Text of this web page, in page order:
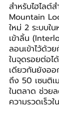
สำหรับไฮไลต์
Mountain
ใหม่ 2 ระบบใ
เข้าลิ้น
ลอนเข้าไว้ด้ว
ในจุดรอยต่อไ
เดียวกันยังออ
ถึง 50 เซนติเ
ในตลาด ช่วย
ความรวดเร็ว